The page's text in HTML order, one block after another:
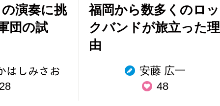
演奏に挑
団の試
はしみさお
福岡から数多くのロッ
クバンドが旅立った理
由
安藤 広一
48